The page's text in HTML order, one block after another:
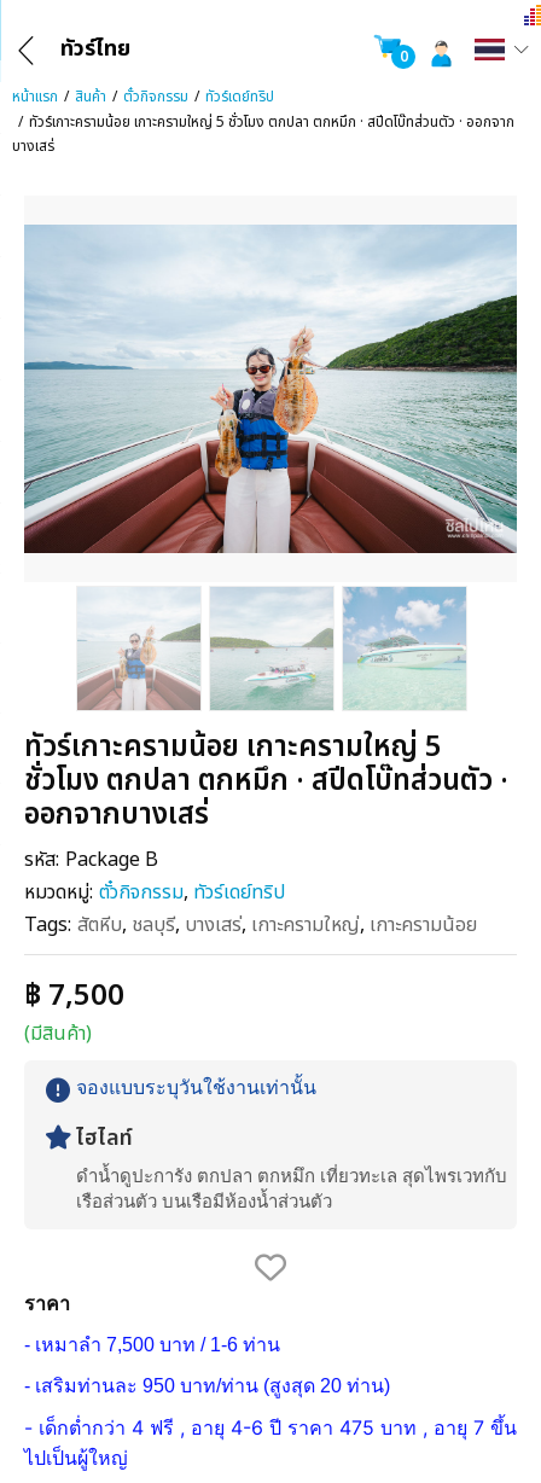
ทัวร์ไทย
0
หน้าแรก
สินค้า ตั๋วกิจกรรม
ทัวร์เดย์ทริป
ทัวร์เกาะครามน้อย เกาะครามใหญ่ 5 ชั่วโมง ตกปลา ตกหมึก · สปีดโบ๊ทส่วนตัว · ออกจาก
บางเสร่
ทัวร์เกาะครามน้อย เกาะครามใหญ่ 5
ชั่วโมง ตกปลา ตกหมึก · สปีดโบ๊ทส่วนตัว ·
ออกจากบางเสร่
รหัส: Package B
หมวดหมู่: ตั๋วกิจกรรม, ทัวร์เดย์ทริป
Tags: สัตหีบ, ชลบุรี, บางเสร่, เกาะครามใหญ่, เกาะครามน้อย
฿ 7,500
(มีสินค้า)
จองแบบระบุวันใช้งานเท่านั้น
ไฮไลท์
ดำน้ำดูปะการัง ตกปลา ตกหมึก เที่ยวทะเล สุดไพรเวทกับ
เรือส่วนตัว บนเรือมีห้องน้ำส่วนตัว
ราคา
- เหมาลำ 7,500 บาท / 1-6 ท่าน
- เสริมท่านละ 950 บาท/ท่าน (สูงสุด 20 ท่าน)
- เด็กต่ำกว่า 4 ฟรี , อายุ 4-6 ปี ราคา 475 บาท , อายุ 7 ขึ้น
ไปเป็นผู้ใหญ่